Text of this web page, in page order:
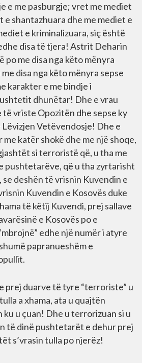
e me pasburgje; vret me mediet
e shantazhuara dhe me mediet e
e kriminalizuara, siç është
disa të tjera! Astrit Deharin
po me disa nga këto mënyra
disa nga këto mënyra sepse
karakter e me bindje i
dhunëtar! Dhe e vrau
vriste Opozitën dhe sepse ky
Vetëvendosje! Dhe e
katër shokë dhe me një shoqe,
si terroristë që, u tha me
pushtetarëve, që u tha zyrtarisht
deshën të vrisnin Kuvendin e
Kuvendin e Kosovës duke
të këtij Kuvendi, prej sallave
e Kosovës po e
edhe një numër i atyre
papranueshëm e
prej duarve të tyre “terroriste” u
a xhama, ata u quajtën
u çuan! Dhe u terrorizuan si u
të dinë pushtetarët e dehur prej
s’vrasin tulla po njerëz!